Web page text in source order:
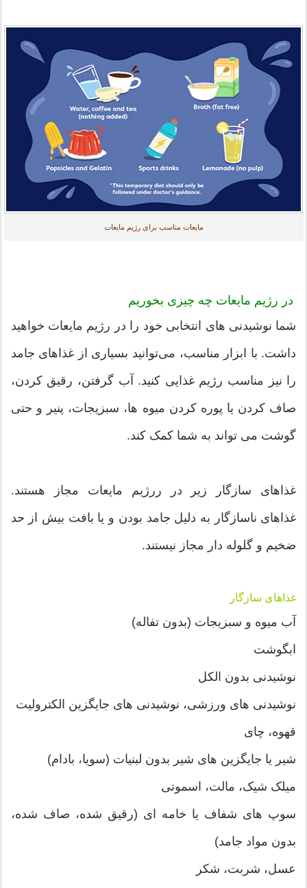
مایعات مناسب برای رژیم مایعات
در رژیم مایعات چه چیزی بخوریم
شما نوشیدنی های انتخابی خود را در رژیم مایعات خواهید
داشت. با ابزار مناسب، می‌توانید بسیاری از غذاهای جامد
را نیز مناسب رژیم غذایی کنید. آب گرفتن، رقیق کردن،
صاف کردن یا پوره کردن میوه ها، سبزیجات، پنیر و حتی
گوشت می تواند به شما کمک کند.
غذاهای سازگار زیر در ررژیم مایعات مجاز هستند.
غذاهای ناسازگار به دلیل جامد بودن و یا بافت بیش از حد
ضخیم و گلوله دار مجاز نیستند.
غذاهای سازگار
آب میوه و سبزیجات (بدون تفاله)
ابگوشت
نوشیدنی بدون الکل
نوشیدنی های ورزشی، نوشیدنی های جایگزین الکترولیت
قهوه، چای
شیر یا جایگزین های شیر بدون لبنیات (سویا، بادام)
میلک شیک، مالت، اسموتی
سوپ های شفاف یا خامه ای (رقیق شده، صاف شده،
بدون مواد جامد)
عسل، شربت، شکر